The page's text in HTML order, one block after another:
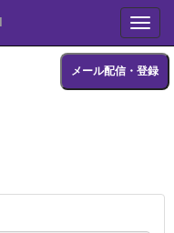
メール配信・登録